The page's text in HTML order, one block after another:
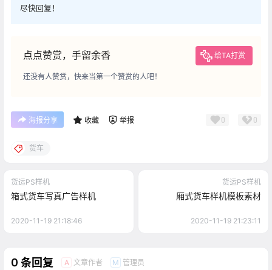
尽快回复！
点点赞赏，手留余香 给TA打赏
还没有人赞赏，快来当第一个赞赏的人吧！
海报分享 收藏 举报 0 0
货车
货运PS样机
箱式货车写真广告样机
2020-11-19 21:18:46
货运PS样机
厢式货车样机模板素材
2020-11-19 21:23:11
0 条回复 A 文章作者 M 管理员